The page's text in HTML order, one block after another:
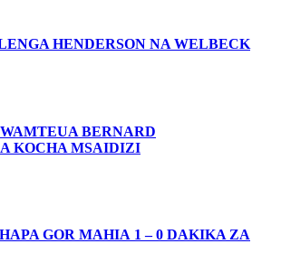
HENDERSON NA WELBECK
BERNARD
KOCHA MSAIDIZI
GOR MAHIA 1 – 0 DAKIKA ZA